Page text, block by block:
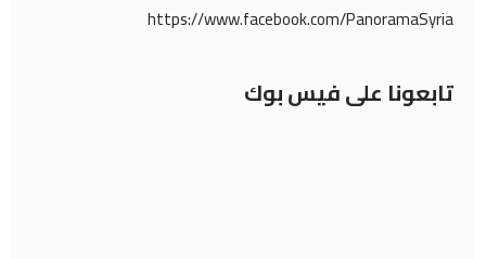
https://www.facebook.com/PanoramaSyria
تابعونا على فيس بوك